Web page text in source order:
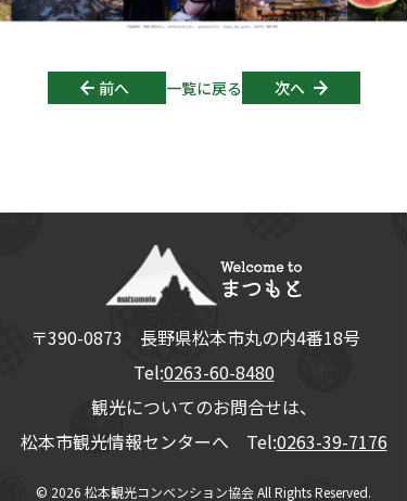
Post navigation
前へ 一覧に戻る 次へ
〒390-0873 長野県松本市丸の内4番18号
Tel:0263-60-8480
観光についてのお問合せは、
松本市観光情報センターへ Tel:0263-39-7176
© 2026 松本観光コンベンション協会All Rights Reserved.